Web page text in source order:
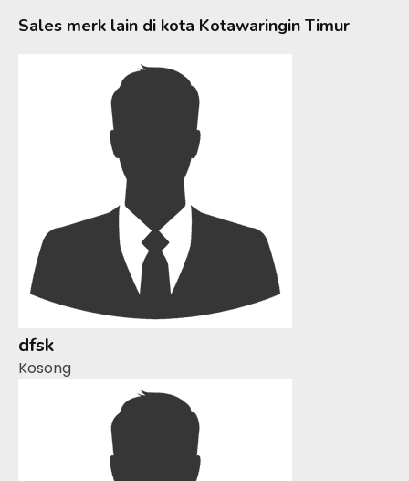
Sales merk lain di kota Kotawaringin Timur
dfsk
Kosong